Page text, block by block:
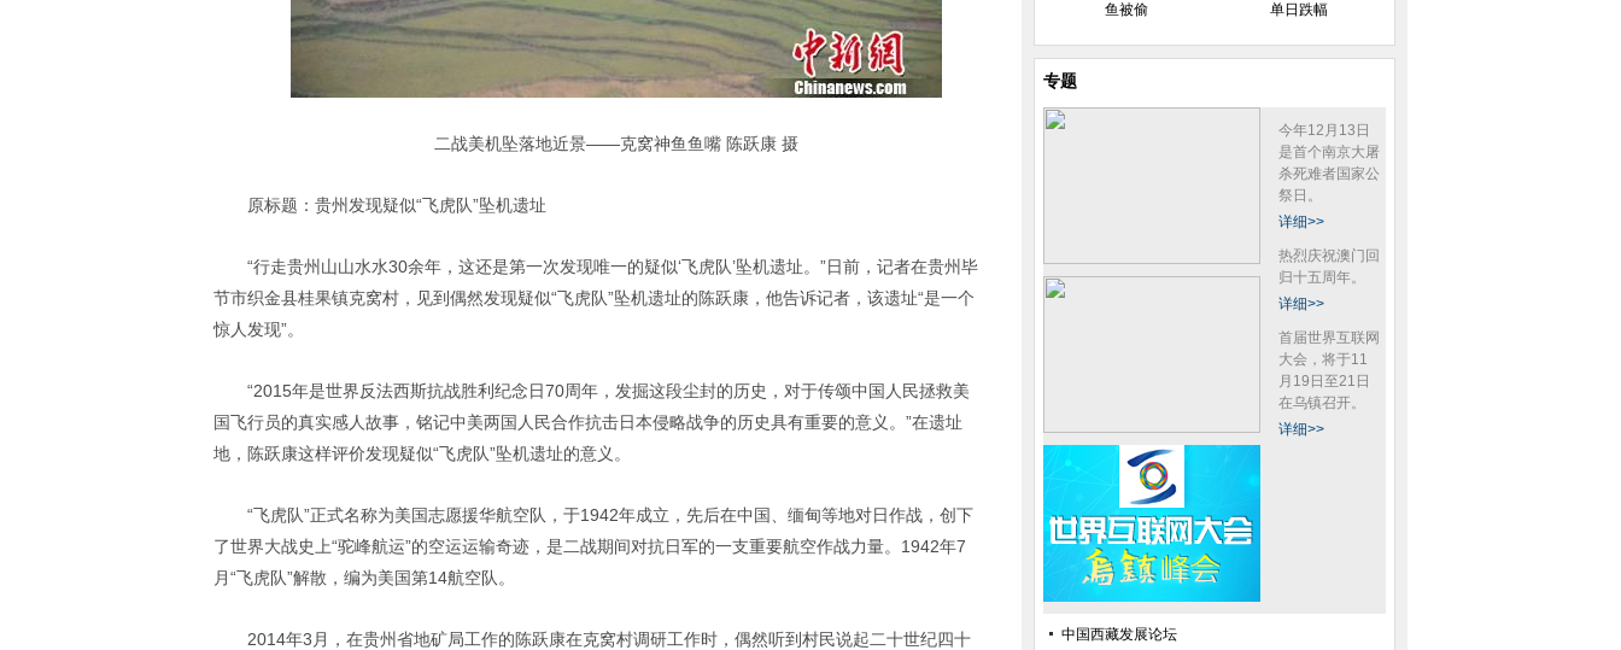
二战美机坠落地近景——克窝神鱼鱼嘴 陈跃康 摄
原标题：贵州发现疑似“飞虎队”坠机遗址
“行走贵州山山水水30余年，这还是第一次发现唯一的疑似‘飞虎队’坠机遗址。”日前，记者在贵州毕
节市织金县桂果镇克窝村，见到偶然发现疑似“飞虎队”坠机遗址的陈跃康，他告诉记者，该遗址“是一个
惊人发现”。
“2015年是世界反法西斯抗战胜利纪念日70周年，发掘这段尘封的历史，对于传颂中国人民拯救美
国飞行员的真实感人故事，铭记中美两国人民合作抗击日本侵略战争的历史具有重要的意义。”在遗址
地，陈跃康这样评价发现疑似“飞虎队”坠机遗址的意义。
“飞虎队”正式名称为美国志愿援华航空队，于1942年成立，先后在中国、缅甸等地对日作战，创下
了世界大战史上“驼峰航运”的空运运输奇迹，是二战期间对抗日军的一支重要航空作战力量。1942年7
月“飞虎队”解散，编为美国第14航空队。
2014年3月，在贵州省地矿局工作的陈跃康在克窝村调研工作时，偶然听到村民说起二十世纪四十
鱼被偷
单日跌幅
专题
今年12月13日
是首个南京大屠
杀死难者国家公
祭日。
详细>>
热烈庆祝澳门回
归十五周年。
详细>>
首届世界互联网
大会，将于11
月19日至21日
在乌镇召开。
详细>>
中国西藏发展论坛